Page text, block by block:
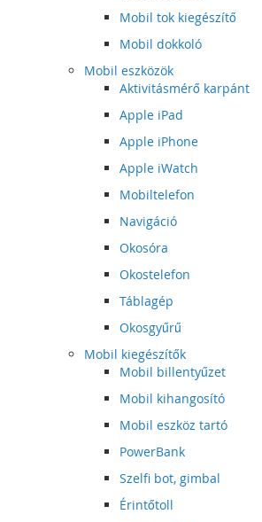
Mobil tok kiegészítő
Mobil dokkoló
Mobil eszközök
Aktivitásmérő karpánt
Apple iPad
Apple iPhone
Apple iWatch
Mobiltelefon
Navigáció
Okosóra
Okostelefon
Táblagép
Okosgyűrű
Mobil kiegészítők
Mobil billentyűzet
Mobil kihangosító
Mobil eszköz tartó
PowerBank
Szelfi bot, gimbal
Érintőtoll